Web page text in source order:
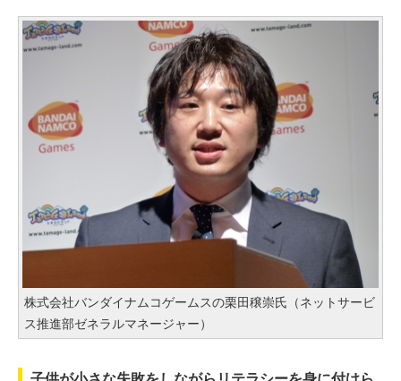
株式会社バンダイナムコゲームスの栗田穣崇氏（ネットサービ
ス推進部ゼネラルマネージャー）